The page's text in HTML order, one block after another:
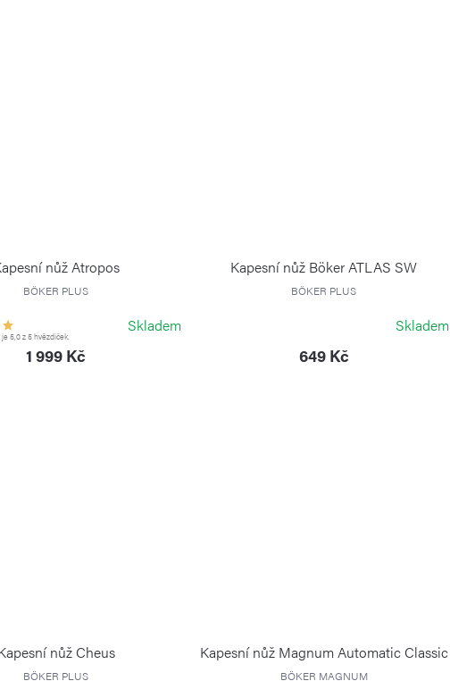
nůž Atropos
BÖKER PLUS
5,0 z 5 hvězdiček.
Skladem
1 999 Kč
Kapesní nůž Böker ATLAS SW
BÖKER PLUS
Skladem
649 Kč
nůž Cheus
BÖKER PLUS
Kapesní nůž Magnum Automatic Classic
BÖKER MAGNUM